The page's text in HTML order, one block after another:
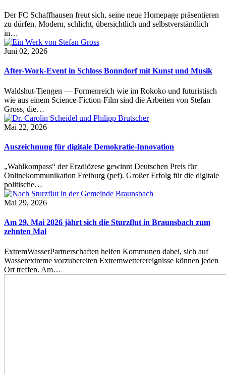
Der FC Schaffhausen freut sich, seine neue Homepage präsentieren
zu dürfen. Modern, schlicht, übersichtlich und selbstverständlich
in…
Juni 02, 2026
After-Work-Event in Schloss Bonndorf mit Kunst und Musik
Waldshut-Tiengen — Formenreich wie im Rokoko und futuristisch
wie aus einem Science-Fiction-Film sind die Arbeiten von Stefan
Gross, die…
Mai 22, 2026
Auszeichnung für digitale Demokratie-Innovation
„Wahlkompass“ der Erzdiözese gewinnt Deutschen Preis für
Onlinekommunikation Freiburg (pef). Großer Erfolg für die digitale
politische…
Mai 29, 2026
Am 29. Mai 2026 jährt sich die Sturzflut in Braunsbach zum
zehnten Mal
ExtremWasserPartnerschaften helfen Kommunen dabei, sich auf
Wasserextreme vorzubereiten Extremwetterereignisse können jeden
Ort treffen. Am…